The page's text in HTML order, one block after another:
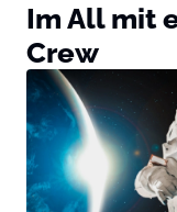
Im All mit
Crew